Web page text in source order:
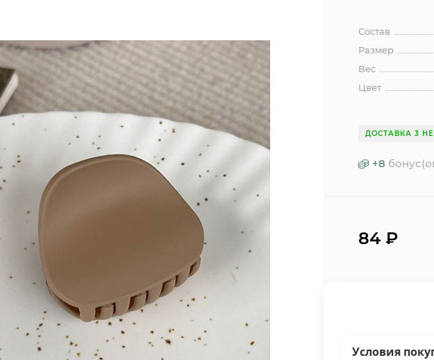
Состав
Размер
Вес
Цвет
ДОСТАВКА 3
+8
84₽
Условия